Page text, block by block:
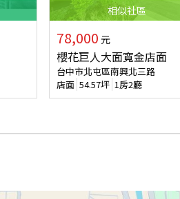
相似社區
78,000 元
櫻花巨人大面寬金店面
台中市北屯區南興北三路
店面 54.57坪 1房2廳